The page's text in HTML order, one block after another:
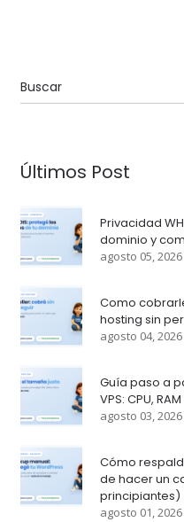
Últimos Post
Privacidad
dominio y
agosto 05, 2026
Como
hosting sin
agosto 04, 2026
Guía paso a
VPS: CPU,
agosto 03, 2026
Cómo
de hacer un
principiantes)
agosto 01, 2026